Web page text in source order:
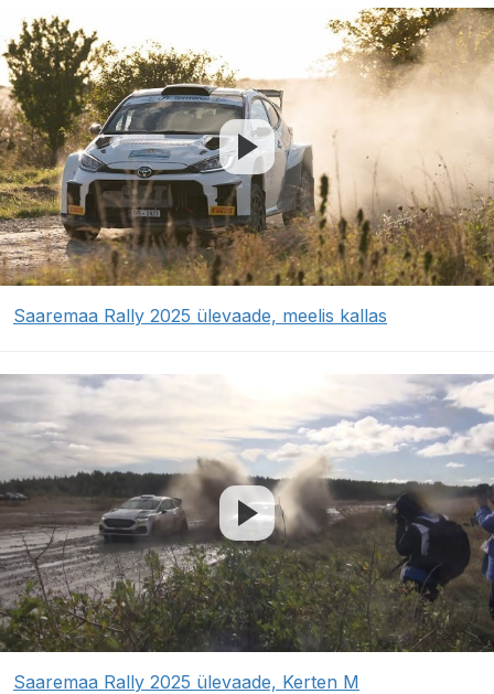
Saaremaa Rally 2025 ülevaade, meelis kallas
Saaremaa Rally 2025 ülevaade, Kerten M